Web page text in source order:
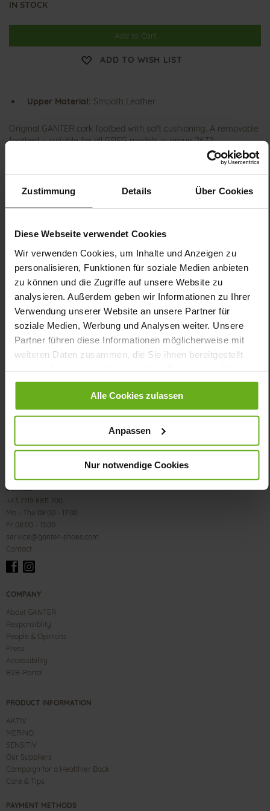
Zustimmung Details Über Cookies
Diese Webseite verwendet Cookies
Wir verwenden Cookies, um Inhalte und Anzeigen zu
personalisieren, Funktionen für soziale Medien anbieten
zu können und die Zugriffe auf unsere Website zu
analysieren. Außerdem geben wir Informationen zu Ihrer
Verwendung unserer Website an unsere Partner für
soziale Medien, Werbung und Analysen weiter. Unsere
Partner führen diese Informationen möglicherweise mit
weiteren Daten zusammen, die Sie ihnen bereitgestellt
gesammelt haben.
Alle Cookies zulassen
Anpassen
Nur notwendige Cookies
IN STOCK
Add to Cart
ADD TO WISH LIST
Upper Material: Smooth Leather
Original GANTER cork footbed with soft cushioning. A removable
footbed – suitable for all GREG models in group 2672.
Details
More
G
Payment methods
FAQs
Contact
+43 7719 8811 700
Mo - Thu 08:00 - 17:00
Fr 08:00 - 13:00
service@ganter-shoes.com
Contact
COMPANY
About GANTER
Responsiblity
People & Opinions
Press
Accessibility
B2B-Portal
PRODUCT INFORMATION
AKTIV
MERINO
SENSITIV
Our Suppliers
Campaign for a Healthier Back
Care & Tips
PAYMENT METHODS